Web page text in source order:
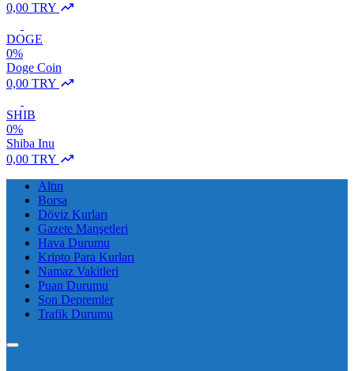
0,00 TRY
DOGE
0%
Doge Coin
0,00 TRY
SHIB
0%
Shiba Inu
0,00 TRY
Altın
Borsa
Döviz Kurları
Gazete Manşetleri
Hava Durumu
Kripto Para Kurları
Namaz Vakitleri
Puan Durumu
Son Depremler
Trafik Durumu